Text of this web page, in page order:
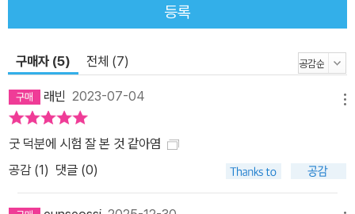
등록
구매자 (5) 전체 (7)
래빈 2023-07-04
굿 덕분에 시험 잘 본 것 같아염
공감 (1) 댓글 (0)